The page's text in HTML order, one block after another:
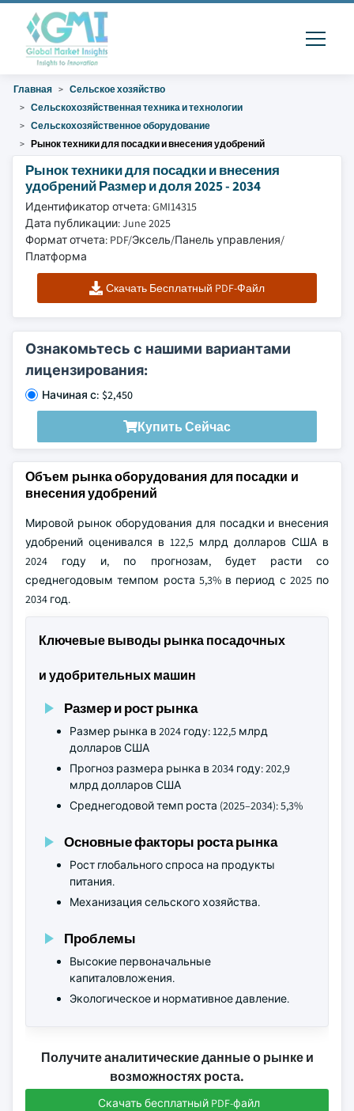
Главная
Сельское хозяйство
Сельскохозяйственная техника и технологии
Сельскохозяйственное оборудование
Рынок техники для посадки и внесения удобрений
Рынок техники для посадки и внесения
удобрений Размер и доля 2025 - 2034
Идентификатор отчета: GMI14315
Дата публикации: June 2025
Формат отчета: PDF/Эксель/Панель управления/
Платформа
Скачать Бесплатный PDF-Файл
Ознакомьтесь с нашими вариантами
лицензирования:
Начиная с: $2,450
Купить Сейчас
Объем рынка оборудования для посадки и
внесения удобрений
Мировой рынок оборудования для посадки и внесения
удобрений оценивался в 122,5 млрд долларов США в
2024 году и, по прогнозам, будет расти со
среднегодовым темпом роста 5,3% в период с 2025 по
2034 год.
Ключевые выводы рынка посадочных
и удобрительных машин
Размер и рост рынка
Размер рынка в 2024 году: 122,5 млрд
долларов США
Прогноз размера рынка в 2034 году: 202,9
млрд долларов США
Среднегодовой темп роста (2025–2034): 5,3%
Основные факторы роста рынка
Рост глобального спроса на продукты
питания.
Механизация сельского хозяйства.
Проблемы
Высокие первоначальные
капиталовложения.
Экологическое и нормативное давление.
Получите аналитические данные о рынке и
возможностях роста.
Скачать бесплатный PDF-файл